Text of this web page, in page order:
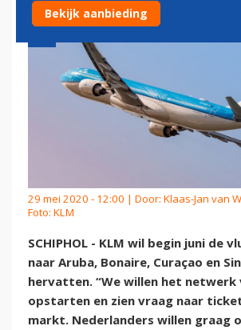
29 mei 2020 - 12:00 | Door: Klaas-Jan van
Foto: KLM
SCHIPHOL - KLM wil begin juni de
naar Aruba, Bonaire, Curaçao en
hervatten. “We willen het netwerk
opstarten en zien vraag naar
markt. Nederlanders willen graag
Bekijk aanbieding